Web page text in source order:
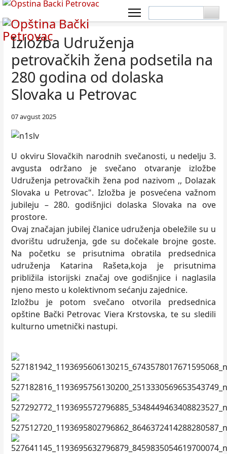
Izložba Udruženja
petrovačkih žena podsetila na
280 godina od dolaska
Slovaka u Petrovac
07 avgust 2025
U okviru Slovačkih narodnih svečanosti, u nedelju 3.
avgusta održano je svečano otvaranje izložbe
Udruženja petrovačkih žena pod nazivom ,, Dolazak
Slovaka u Petrovac". Izložba je posvećena važnom
jubileju – 280. godišnjici dolaska Slovaka na ove
prostore.
Ovaj značajan jubilej članice udruženja obeležile su u
dvorištu udruženja, gde su dočekale brojne goste.
Na početku se prisutnima obratila predsednica
udruženja Katarina Rašeta,koja je prisutnima
približila istorijski značaj ove godišnjice i naglasila
njeno mesto u kolektivnom sećanju zajednice.
Izložbu je potom svečano otvorila predsednica
opštine Bački Petrovac Viera Krstovska, te su sledili
kulturno umetnički nastupi.